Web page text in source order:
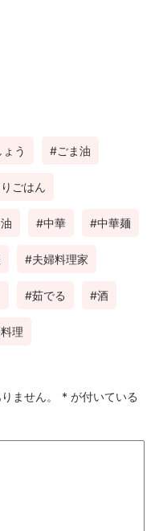
ょう ごま油
ごはん
中華 中華麺
夫婦料理家
茹でる 酒
理
ません。 * が付いている